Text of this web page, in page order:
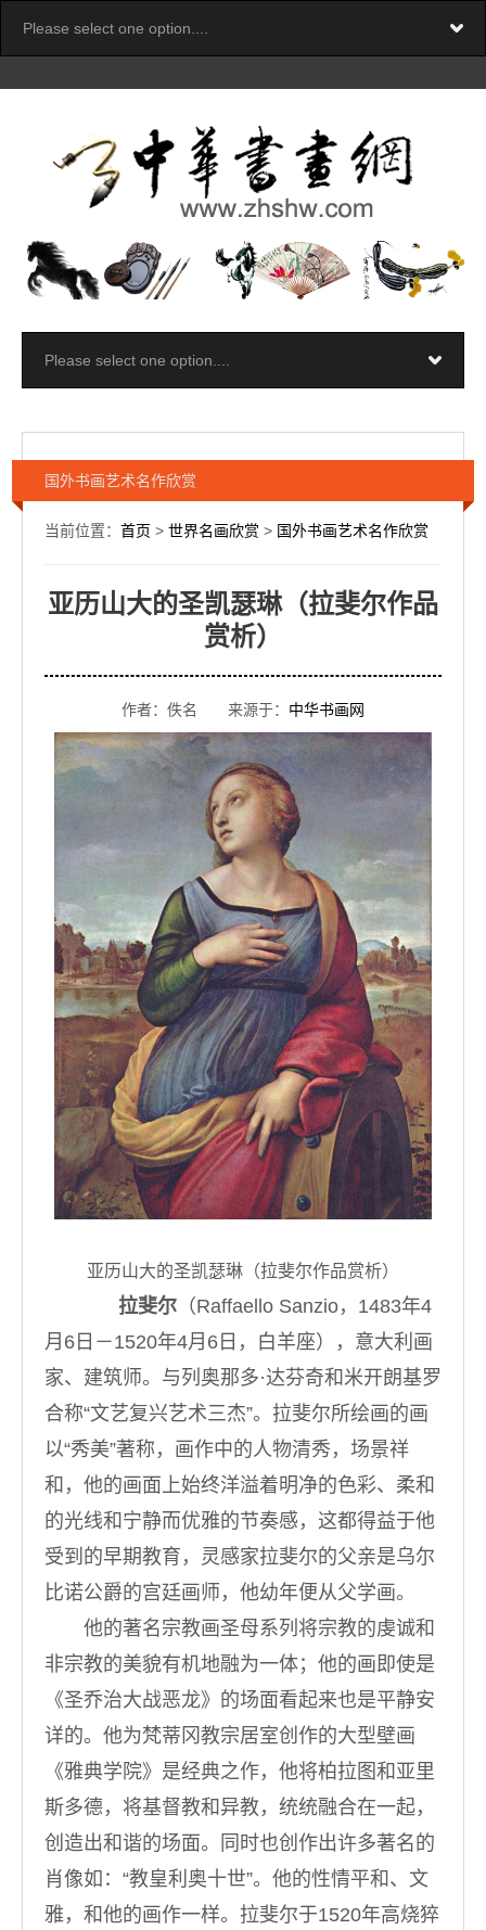
国外书画艺术名作欣赏
当前位置： 首页 > 世界名画欣赏 > 国外书画艺术名作欣赏
亚历山大的圣凯瑟琳（拉斐尔作品
赏析）
作者：佚名 来源于： 中华书画网
亚历山大的圣凯瑟琳（拉斐尔作品赏析）
拉斐尔 （Raffaello Sanzio，1483年4
月6日－1520年4月6日，白羊座），意大利画
家、建筑师。与列奥那多·达芬奇和米开朗基罗
合称“文艺复兴艺术三杰”。拉斐尔所绘画的画
以“秀美”著称，画作中的人物清秀，场景祥
和，他的画面上始终洋溢着明净的色彩、柔和
的光线和宁静而优雅的节奏感，这都得益于他
受到的早期教育，灵感家拉斐尔的父亲是乌尔
比诺公爵的宫廷画师，他幼年便从父学画。
他的著名宗教画圣母系列将宗教的虔诚和
非宗教的美貌有机地融为一体；他的画即使是
《圣乔治大战恶龙》的场面看起来也是平静安
详的。他为梵蒂冈教宗居室创作的大型壁画
《雅典学院》是经典之作，他将柏拉图和亚里
斯多德，将基督教和异教，统统融合在一起，
创造出和谐的场面。同时也创作出许多著名的
肖像如：“教皇利奥十世”。他的性情平和、文
雅，和他的画作一样。拉斐尔于1520年高烧猝